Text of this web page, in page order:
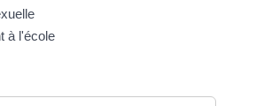
à l'école